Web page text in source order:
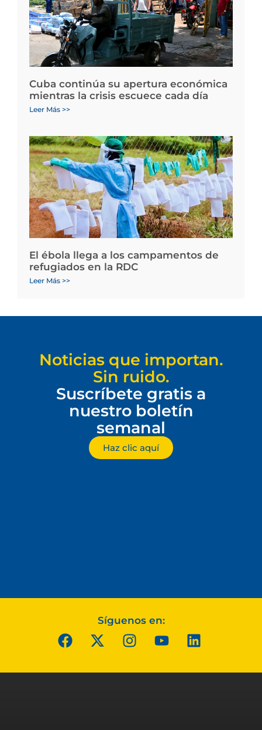
Cuba continúa su apertura económica
mientras la crisis escuece cada día
Leer Más >>
El ébola llega a los campamentos de
refugiados en la RDC
Leer Más >>
Noticias que importan.
Sin ruido.
Suscríbete gratis a
nuestro boletín
semanal
Haz clic aquí
Síguenos en: